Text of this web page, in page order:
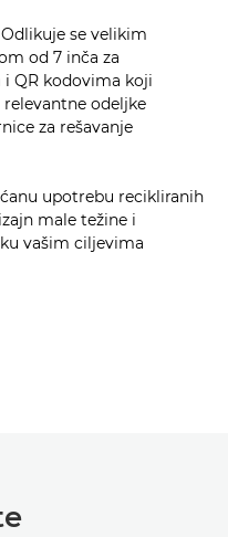
Odlikuje se velikim
od 7 inča za
QR kodovima koji
odeljke
za rešavanje
upotrebu recikliranih
male težine i
vašim ciljevima